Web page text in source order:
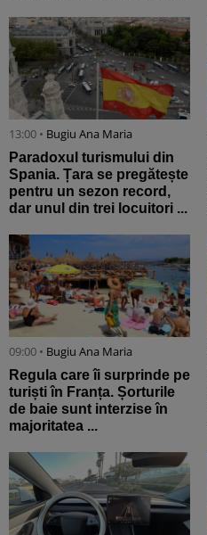
13:00 • Bugiu ⁠Ana Maria
Paradoxul turismului din
Spania. Țara se pregătește
pentru un sezon record,
dar unul din trei locuitori ...
09:00 • Bugiu ⁠Ana Maria
Regula care îi surprinde pe
turiști în Franța. Șorturile
de baie sunt interzise în
majoritatea ...